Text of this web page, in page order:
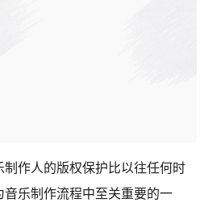
作人的版权保护比以往任何时
乐制作流程中至关重要的一